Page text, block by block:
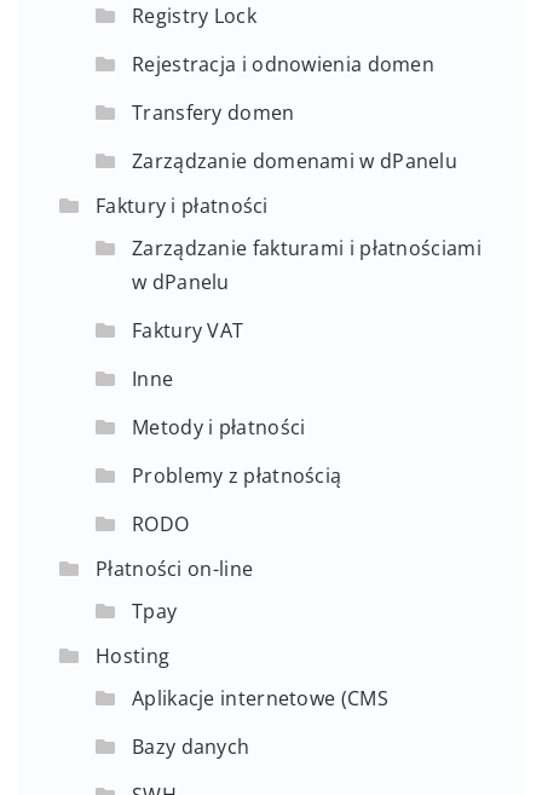
Registry Lock
Rejestracja i odnowienia domen
Transfery domen
Zarządzanie domenami w dPanelu
Faktury i płatności
Zarządzanie fakturami i płatnościami
w dPanelu
Faktury VAT
Inne
Metody i płatności
Problemy z płatnością
RODO
Płatności on-line
Tpay
Hosting
Aplikacje internetowe (CMS
Bazy danych